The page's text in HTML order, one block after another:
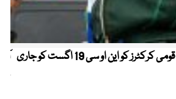
کیریبین پریمیئر لیگ ، قومی کرکٹرز کو این او سی 19 اگست کو جاری